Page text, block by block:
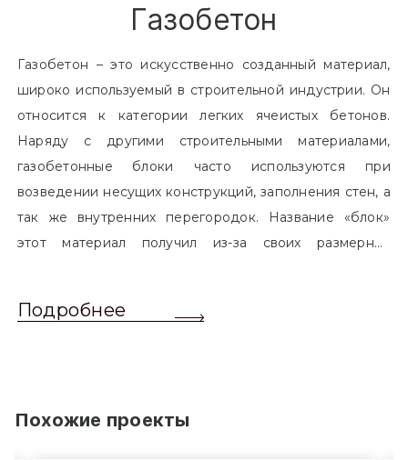
Газобетон
Газобетон – это искусственно созданный материал,
широко используемый в строительной индустрии. Он
относится к категории легких ячеистых бетонов.
Наряду с другими строительными материалами,
газобетонные блоки часто используются при
возведении несущих конструкций, заполнения стен, а
так же внутренних перегородок. Название «блок»
этот материал получил из-за своих размерных
обычный одинарный кирпич. Размер блоков различен
Подробнее
Похожие проекты